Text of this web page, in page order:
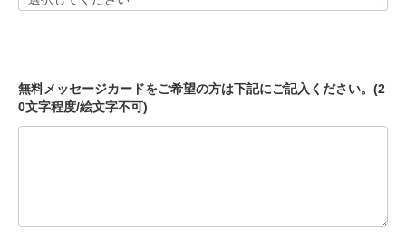
無料メッセージカードをご希望の方は下記にご記入ください。(2
0文字程度/絵文字不可)